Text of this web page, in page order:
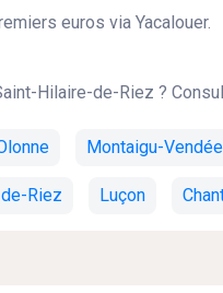
euros via Yacalouer.
Hilaire-de-Riez ?
Montaigu-Vendée
Riez Luçon